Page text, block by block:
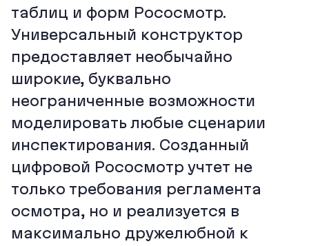
таблиц и форм Рососмотр.
Универсальный конструктор
предоставляет необычайно
широкие, буквально
неограниченные возможности
моделировать любые сценарии
инспектирования. Созданный
цифровой Рососмотр учтет не
только требования регламента
осмотра, но и реализуется в
максимально дружелюбной к